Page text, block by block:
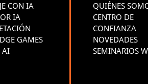
CON IA
IA
GAMES
AI
QUIÉNES
CENTRO DE
CONFIANZA
NOVEDADES
SEMINARIOS